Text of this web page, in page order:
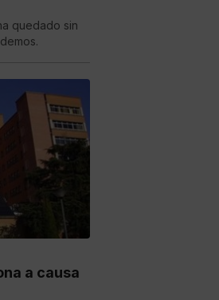
quedado sin
a causa